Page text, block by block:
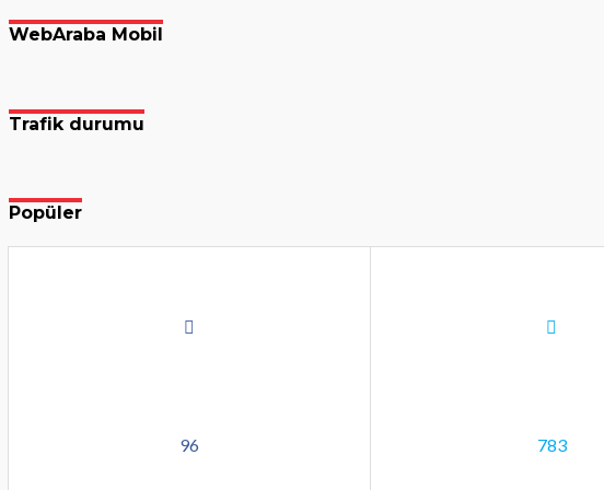
WebAraba Mobil
Trafik durumu
Popüler
96 783